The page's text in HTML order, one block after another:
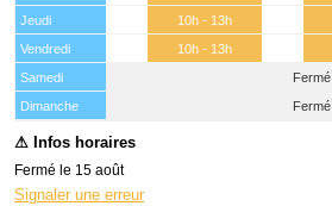
Jeudi
10h - 13h
Vendredi
10h - 13h
Samedi
(15 août)
Fermé
Dimanche
Fermé
Fermé le 15 août
Signaler une erreur